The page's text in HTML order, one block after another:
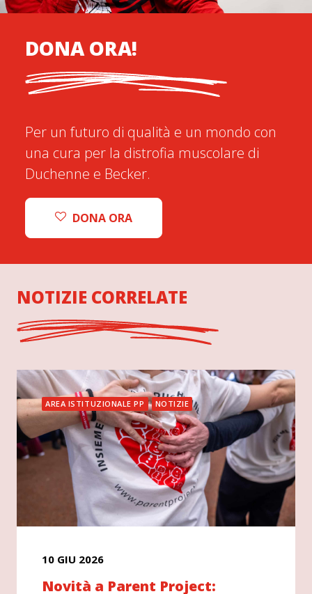
DONA ORA!
Per un futuro di qualità e un mondo con
una cura per la distrofia muscolare di
Duchenne e Becker.
DONA ORA
NOTIZIE CORRELATE
AREA ISTITUZIONALE PP NOTIZIE
10 GIU 2026
Novità a Parent Project: